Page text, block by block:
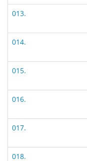
013.
014.
015.
016.
017.
018.